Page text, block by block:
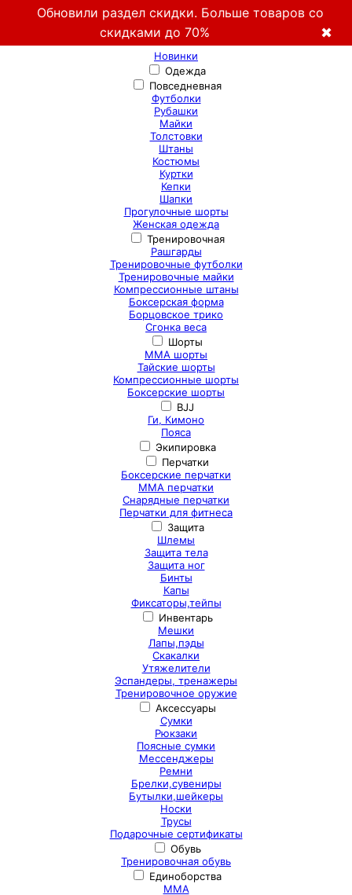
Обновили раздел скидки. Больше товаров со
скидками до 70%
✖
Новинки
Одежда
Повседневная
Футболки
Рубашки
Майки
Толстовки
Штаны
Костюмы
Куртки
Кепки
Шапки
Прогулочные шорты
Женская одежда
Тренировочная
Рашгарды
Тренировочные футболки
Тренировочные майки
Компрессионные штаны
Боксерская форма
Борцовское трико
Сгонка веса
Шорты
ММА шорты
Тайские шорты
Компрессионные шорты
Боксерские шорты
BJJ
Ги, Кимоно
Пояса
Экипировка
Перчатки
Боксерские перчатки
ММА перчатки
Снарядные перчатки
Перчатки для фитнеса
Защита
Шлемы
Защита тела
Защита ног
Бинты
Капы
Фиксаторы,тейпы
Инвентарь
Мешки
Лапы,пэды
Скакалки
Утяжелители
Эспандеры, тренажеры
Тренировочное оружие
Аксессуары
Сумки
Рюкзаки
Поясные сумки
Мессенджеры
Ремни
Брелки,сувениры
Бутылки,шейкеры
Носки
Трусы
Подарочные сертификаты
Обувь
Тренировочная обувь
Единоборства
ММА